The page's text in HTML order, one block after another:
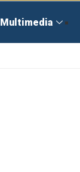
Multimedia